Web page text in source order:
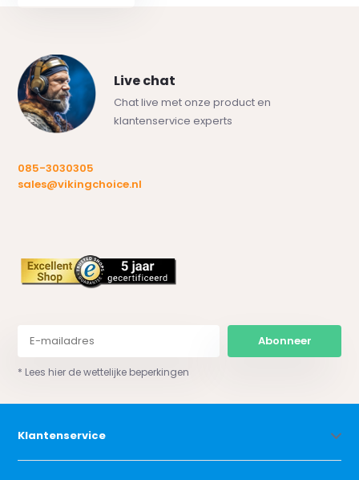
Live chat
Chat live met onze product en
klantenservice experts
085-3030305
sales@vikingchoice.nl
Abonneer
* Lees hier de wettelijke beperkingen
Klantenservice